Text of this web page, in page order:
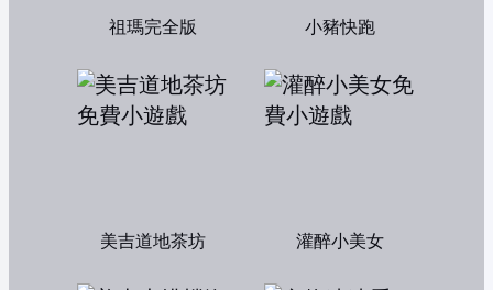
祖瑪完全版 小豬快跑
美吉道地茶坊 灌醉小美女